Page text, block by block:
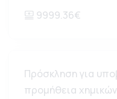
9999.36€
Πρόσκληση για
προμήθεια